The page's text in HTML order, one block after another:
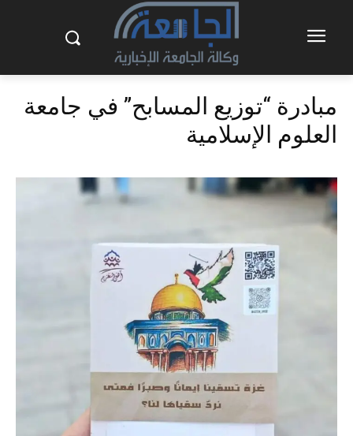
مبادرة “توزيع المسابح” في جامعة
العلوم الإسلامية